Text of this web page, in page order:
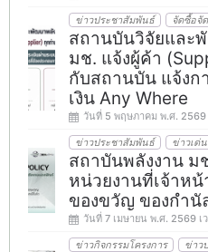
ข่าวประชาสัมพันธ์ จัดซื้อจั
สถานบันวิจัยและ
มช. แจ้งผู้ค้า
กับสถานบัน แจ้งก
เงิน Any Where
วันที่ 5 พฤษภาคม พ.ศ. 2569
ข่าวประชาสัมพันธ์ ข่าวเด่น
สถาบันพลังงาน ม
หน่วยงานที่เจ้าห
ของขวัญ ของกำ
วันที่ 7 เมษายน พ.ศ. 2569 เ
ข่าวกิจกรรมโครงการ ข่าว